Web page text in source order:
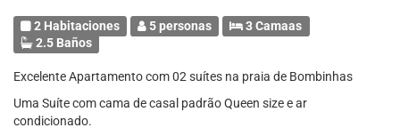
2 Habitaciones 5 personas
3 Camaas
2.5 Baños
Excelente Apartamento com 02 suítes na praia de Bombinhas
Uma Suíte com cama de casal padrão Queen size e ar
condicionado.